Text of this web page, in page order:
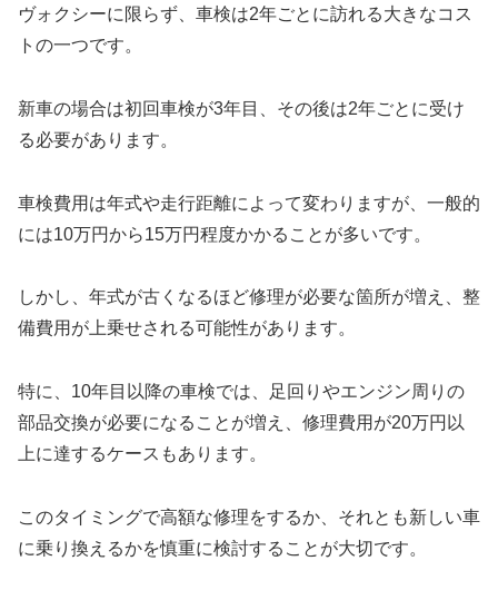
ヴォクシーに限らず、車検は2年ごとに訪れる大きなコス
トの一つです。
新車の場合は初回車検が3年目、その後は2年ごとに受け
る必要があります。
車検費用は年式や走行距離によって変わりますが、一般的
には10万円から15万円程度かかることが多いです。
しかし、年式が古くなるほど修理が必要な箇所が増え、整
備費用が上乗せされる可能性があります。
特に、10年目以降の車検では、足回りやエンジン周りの
部品交換が必要になることが増え、修理費用が20万円以
上に達するケースもあります。
このタイミングで高額な修理をするか、それとも新しい車
に乗り換えるかを慎重に検討することが大切です。